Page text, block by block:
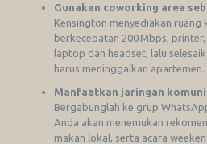
Gunakan coworking area
Kensington menyediakan ruang
berkecepatan 200 Mbps,
laptop dan headset, lalu
harus meninggalkan apartemen.
Manfaatkan jaringan
Bergabunglah ke grup
Anda akan menemukan
makan lokal, serta acara